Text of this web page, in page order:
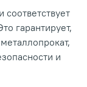
гарантирует,
и